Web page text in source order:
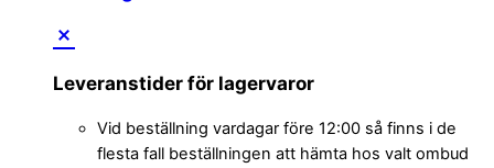
Leveranstider för lagervaror
Vid beställning vardagar före 12:00 så finns i de
flesta fall beställningen att hämta hos valt ombud